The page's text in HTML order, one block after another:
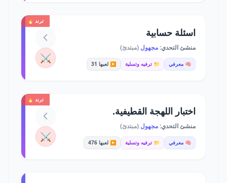
ترند 🔥
اسئلة حسابية
منشئ التحدي:مجهول (مبتدئ)
🧠 معرفي 📁 ترفيه وتسلية ▶️ لعبها 31 ⚔️
ترند 🔥
اختبار اللهجة القطيفية.
منشئ التحدي:مجهول (مبتدئ)
🧠 معرفي 📁 ترفيه وتسلية ▶️ لعبها 476 ⚔️